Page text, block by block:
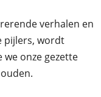
verhalen en
pijlers, wordt
onze gezette